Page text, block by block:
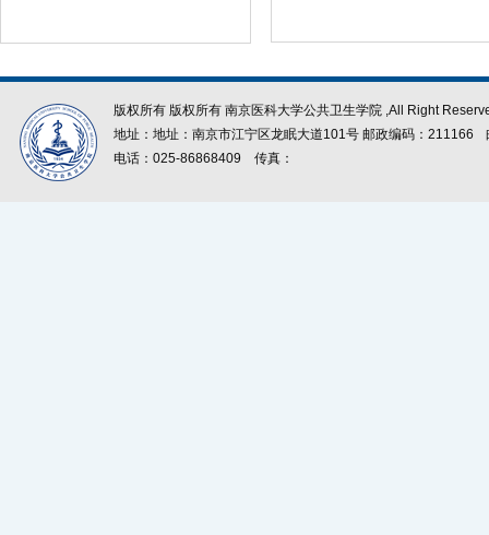
版权所有 版权所有 南京医科大学公共卫生学院 ,All Right
地址：地址：南京市江宁区龙眠大道101号 邮政编码：211166
电话：025-86868409
传真：